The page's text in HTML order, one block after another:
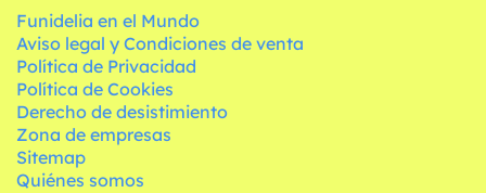
Funidelia en el Mundo
Aviso legal y Condiciones de venta
Política de Privacidad
Política de Cookies
Derecho de desistimiento
Zona de empresas
Sitemap
Quiénes somos